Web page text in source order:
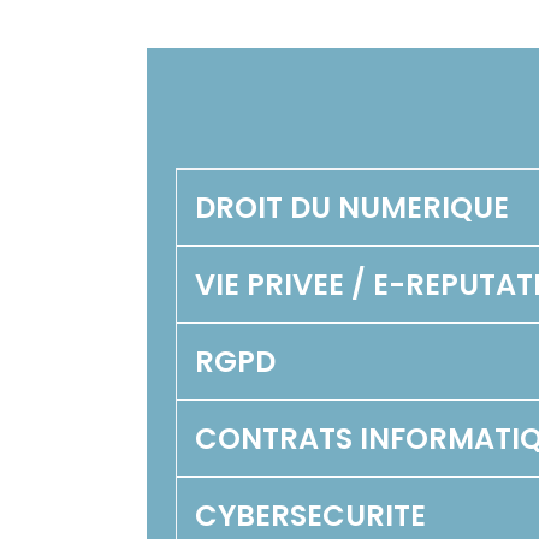
DROIT DU NUMERIQUE
VIE PRIVEE / E-
RGPD
CONTRATS
CYBERSECURITE